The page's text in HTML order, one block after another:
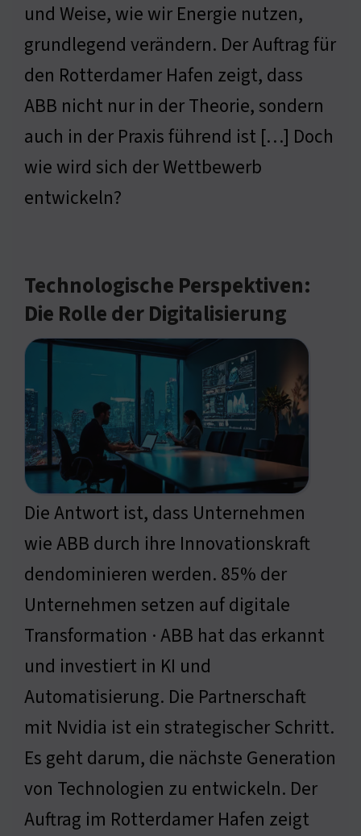
und Weise, wie wir Energie nutzen,
grundlegend verändern. Der Auftrag für
den Rotterdamer Hafen zeigt, dass
ABB nicht nur in der Theorie, sondern
auch in der Praxis führend ist […] Doch
wie wird sich der Wettbewerb
entwickeln?
Technologische Perspektiven:
Die Rolle der Digitalisierung
Die Antwort ist, dass Unternehmen
wie ABB durch ihre Innovationskraft
dendominieren werden. 85% der
Unternehmen setzen auf digitale
Transformation · ABB hat das erkannt
und investiert in KI und
Automatisierung. Die Partnerschaft
mit Nvidia ist ein strategischer Schritt.
Es geht darum, die nächste Generation
von Technologien zu entwickeln. Der
Auftrag im Rotterdamer Hafen zeigt